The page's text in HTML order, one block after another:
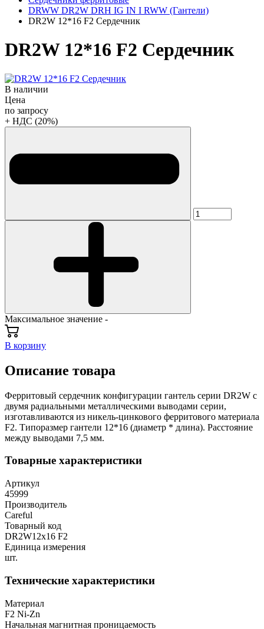
DRWW DR2W DRH IG IN I RWW (Гантели)
DR2W 12*16 F2 Сердечник
DR2W 12*16 F2 Сердечник
В наличии
Цена
по запросу
+ НДС (20%)
Максимальное значение -
В корзину
Описание товара
Ферритовый сердечник конфигурации гантель серии DR2W с
двумя радиальными металлическими выводами серии,
изготавливаются из никель-цинкового ферритового материала
F2. Типоразмер гантели 12*16 (диаметр * длина). Расстояние
между выводами 7,5 мм.
Товарные характеристики
Артикул
45999
Производитель
Careful
Товарный код
DR2W12x16 F2
Единица измерения
шт.
Технические характеристики
Материал
F2 Ni-Zn
Начальная магнитная проницаемость